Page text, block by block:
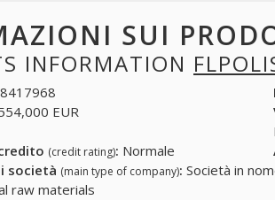
SUI
INFORMATION
EUR
(credit rating): Normale
società (main type of company): Società in
raw materials